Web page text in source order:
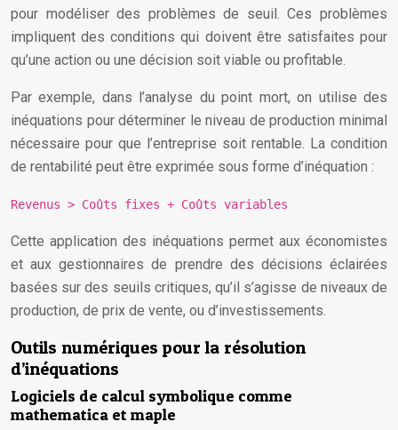
pour modéliser des problèmes de seuil. Ces problèmes
impliquent des conditions qui doivent être satisfaites pour
qu’une action ou une décision soit viable ou profitable.
Par exemple, dans l’analyse du point mort, on utilise des
inéquations pour déterminer le niveau de production minimal
nécessaire pour que l’entreprise soit rentable. La condition
de rentabilité peut être exprimée sous forme d’inéquation :
Revenus > Coûts fixes + Coûts variables
Cette application des inéquations permet aux économistes
et aux gestionnaires de prendre des décisions éclairées
basées sur des seuils critiques, qu’il s’agisse de niveaux de
production, de prix de vente, ou d’investissements.
Outils numériques pour la résolution
d’inéquations
Logiciels de calcul symbolique comme
mathematica et maple